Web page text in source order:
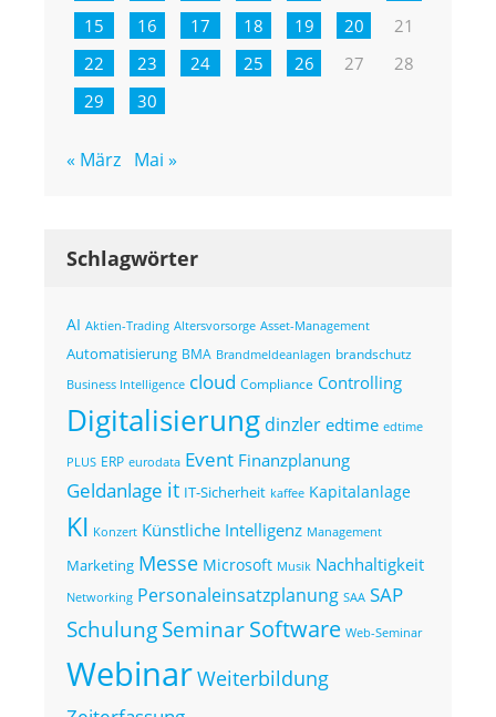
15
16 17 18 19 20
21
22
23 24 25 26 27
28
29
30
« März Mai »
Schlagwörter
AI Aktien-Trading Altersvorsorge Asset-Management
Automatisierung BMA Brandmeldeanlagen brandschutz
Business Intelligence cloud Compliance Controlling
Digitalisierung dinzler edtime edtime
PLUS ERP eurodata Event Finanzplanung
Geldanlage it IT-Sicherheit kaffee Kapitalanlage
KI Konzert Künstliche Intelligenz Management
Marketing Messe Microsoft Musik Nachhaltigkeit
Networking Personaleinsatzplanung SAA SAP
SchulungSeminarSoftware Web-Seminar
WebinarWeiterbildung